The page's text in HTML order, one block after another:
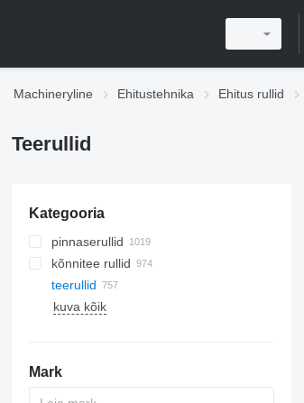
Machineryline Ehitustehnika Ehitus rullid
Teerullid
Kategooria
pinnaserullid
kõnnitee rullid
teerullid
kuva kõik
Mark